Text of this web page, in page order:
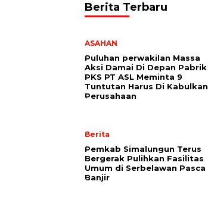
Berita Terbaru
ASAHAN
Puluhan perwakilan Massa
Aksi Damai Di Depan Pabrik
PKS PT ASL Meminta 9
Tuntutan Harus Di Kabulkan
Perusahaan
Berita
Pemkab Simalungun Terus
Bergerak Pulihkan Fasilitas
Umum di Serbelawan Pasca
Banjir